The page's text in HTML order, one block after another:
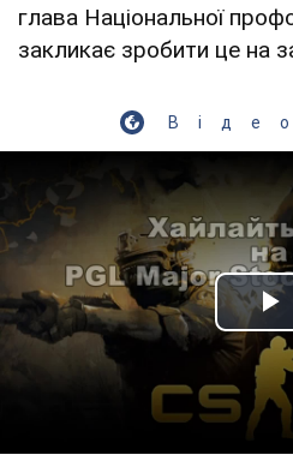
глава Національної
закликає зробити це на